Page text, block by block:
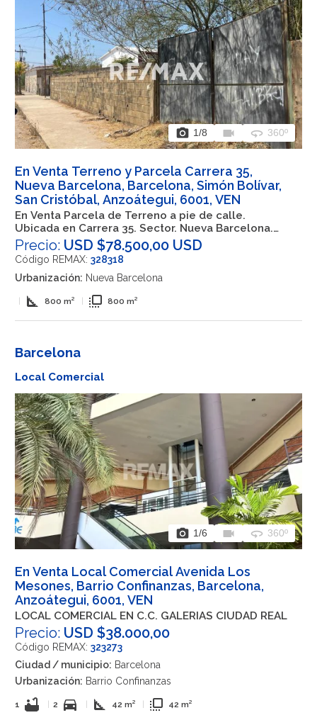
photo_camera 1/8 videocam 360 360º
En Venta Terreno y Parcela Carrera 35,
Nueva Barcelona, Barcelona, Simón Bolívar,
San Cristóbal, Anzoátegui, 6001, VEN
En Venta Parcela de Terreno a pie de calle.
Ubicada en Carrera 35. Sector. Nueva Barcelona.
Barcelona
Precio: USD $78.500,00 USD
Código REMAX: 328318
Urbanización: Nueva Barcelona
square_foot 800 m² flip_to_front 800 m²
Barcelona
Local Comercial
photo_camera 1/6 videocam 360 360º
En Venta Local Comercial Avenida Los
Mesones, Barrio Confinanzas, Barcelona,
Anzoátegui, 6001, VEN
LOCAL COMERCIAL EN C.C. GALERIAS CIUDAD REAL
Precio: USD $38.000,00
Código REMAX: 323273
Ciudad / municipio: Barcelona
Urbanización: Barrio Confinanzas
1 bathtub 2 directions_car square_foot 42 m² flip_to_front 42 m²